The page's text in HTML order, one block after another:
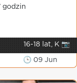
godzin
16-18 lat, K 📷
🕒 09 Jun